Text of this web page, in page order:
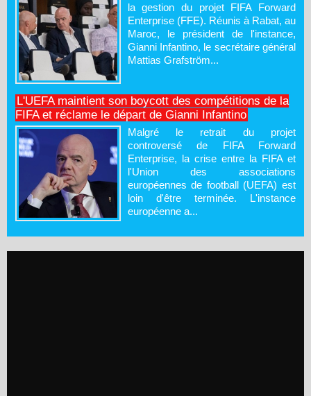
la gestion du projet FIFA Forward
Enterprise (FFE). Réunis à Rabat, au
Maroc, le président de l'instance,
Gianni Infantino, le secrétaire général
Mattias Grafström...
L'UEFA maintient son boycott des compétitions de la
FIFA et réclame le départ de Gianni Infantino
Malgré le retrait du projet
controversé de FIFA Forward
Enterprise, la crise entre la FIFA et
l'Union des associations
européennes de football (UEFA) est
loin d'être terminée. L'instance
européenne a...